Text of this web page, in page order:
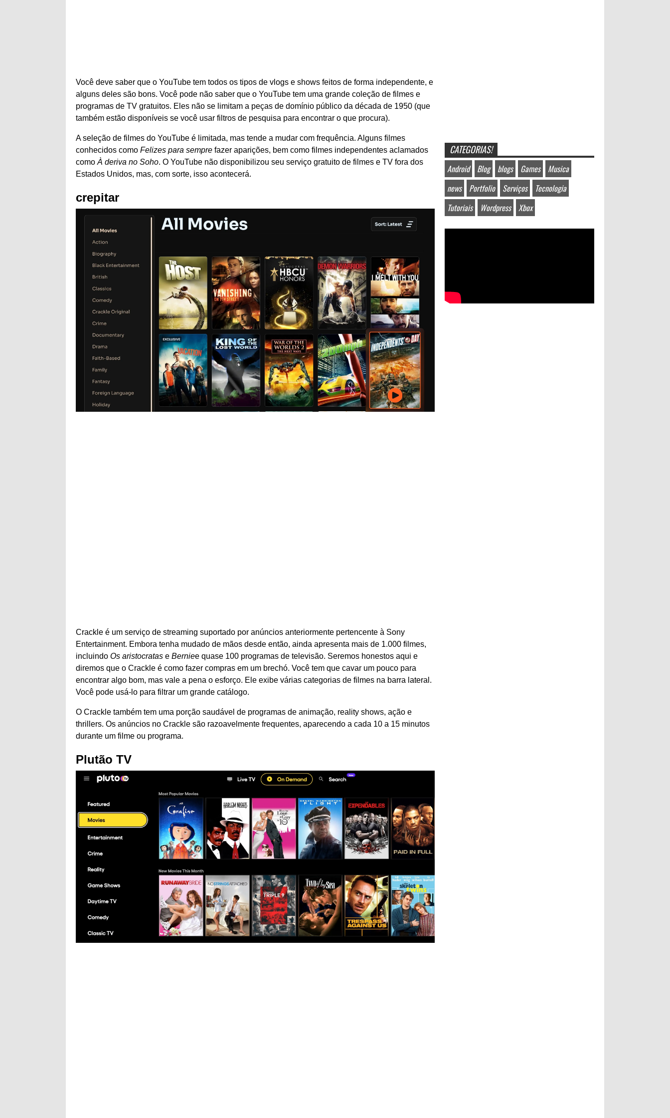
Você deve saber que o YouTube tem todos os tipos de vlogs e shows feitos de forma independente, e
alguns deles são bons. Você pode não saber que o YouTube tem uma grande coleção de filmes e
programas de TV gratuitos. Eles não se limitam a peças de domínio público da década de 1950 (que
também estão disponíveis se você usar filtros de pesquisa para encontrar o que procura).
A seleção de filmes do YouTube é limitada, mas tende a mudar com frequência. Alguns filmes
conhecidos como Felizes para sempre fazer aparições, bem como filmes independentes aclamados
como À deriva no Soho. O YouTube não disponibilizou seu serviço gratuito de filmes e TV fora dos
Estados Unidos, mas, com sorte, isso acontecerá.
crepitar
Crackle é um serviço de streaming suportado por anúncios anteriormente pertencente à Sony
Entertainment. Embora tenha mudado de mãos desde então, ainda apresenta mais de 1.000 filmes,
incluindo Os aristocratas e Berniee quase 100 programas de televisão. Seremos honestos aqui e
diremos que o Crackle é como fazer compras em um brechó. Você tem que cavar um pouco para
encontrar algo bom, mas vale a pena o esforço. Ele exibe várias categorias de filmes na barra lateral.
Você pode usá-lo para filtrar um grande catálogo.
O Crackle também tem uma porção saudável de programas de animação, reality shows, ação e
thrillers. Os anúncios no Crackle são razoavelmente frequentes, aparecendo a cada 10 a 15 minutos
durante um filme ou programa.
Plutão TV
CATEGORIAS!
Android Blog blogs Games
Musica
news
Portfolio Serviços
Tecnologia
Tutoriais
Wordpress Xbox